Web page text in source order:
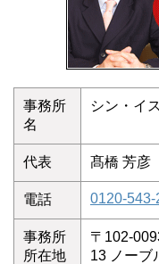
事務所
名
シン・イ
代表 髙橋 芳彦
電話 0120-543-
事務所
所在地
〒102-
13 ノーブ